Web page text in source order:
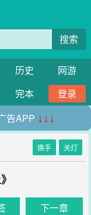
搜索
历史
网游
完本
登录
告APP ↓↓↓
换手 关灯
下一章